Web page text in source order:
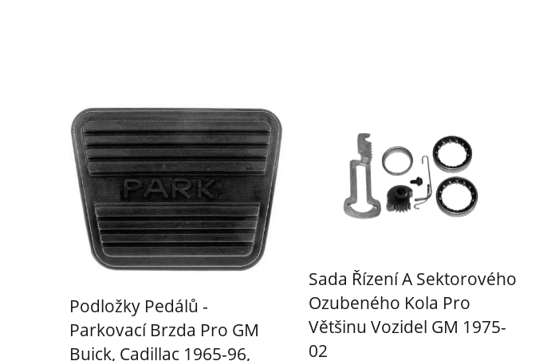
Podložky Pedálů -
Parkovací Brzda Pro GM
Buick, Cadillac 1965-96,
Sada Řízení A Sektorového
Ozubeného Kola Pro
Většinu Vozidel GM 1975-
02